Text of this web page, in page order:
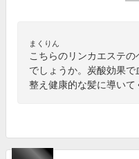
まくりん
こちらのリンカエステ
でしょうか。炭酸効果
整え健康的な髪に導いて